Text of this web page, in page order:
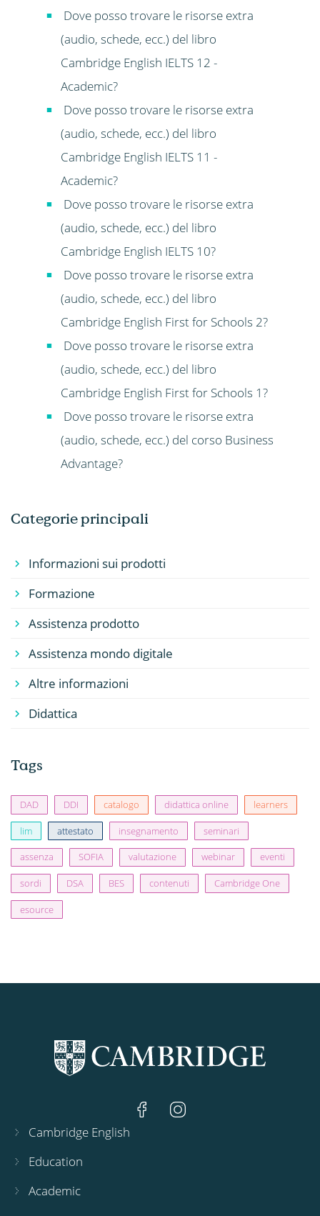
Categorie principali
Informazioni sui prodotti
Formazione
Assistenza prodotto
Assistenza mondo digitale
Altre informazioni
Didattica
Tags
DAD DDI catalogo didattica online learners
lim attestato insegnamento seminari
assenza SOFIA valutazione webinar eventi
sordi DSA BES contenuti Cambridge One
esource
Dove posso trovare le risorse extra
(audio, schede, ecc.) del libro
Cambridge English IELTS 12 -
Academic?
Dove posso trovare le risorse extra
(audio, schede, ecc.) del libro
Cambridge English IELTS 11 -
Academic?
Dove posso trovare le risorse extra
(audio, schede, ecc.) del libro
Cambridge English IELTS 10?
Dove posso trovare le risorse extra
(audio, schede, ecc.) del libro
Cambridge English First for Schools 2?
Dove posso trovare le risorse extra
(audio, schede, ecc.) del libro
Cambridge English First for Schools 1?
Dove posso trovare le risorse extra
(audio, schede, ecc.) del corso Business
Advantage?
Cambridge English
Education
Academic